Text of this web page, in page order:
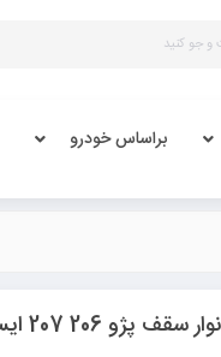
براساس خودرو
سقف پژو 206 207 ایساکو